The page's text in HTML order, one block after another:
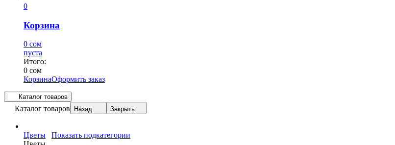
0
Корзина
0 сом
пуста
Итого:
0 сом
КорзинаОформить заказ
Каталог товаров
Каталог товаров Назад Закрыть
Цветы
Показать подкатегории